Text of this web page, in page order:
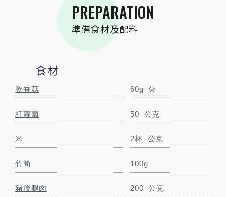
PREPARATION
準備食材及配料
食材
乾香菇 60g 朵
紅蘿蔔 50 公克
米 2杯 公克
竹筍 100g
豬後腿肉 200 公克
小磨坊精選調味
小磨坊金黃蒜油 1大匙
小磨坊純白胡椒粉 公克
STEP BY STEP
跟著步驟一起做料理